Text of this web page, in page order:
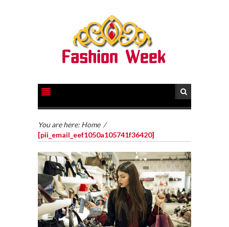
You are here: Home /
[pii_email_eef1050a105741f36420]